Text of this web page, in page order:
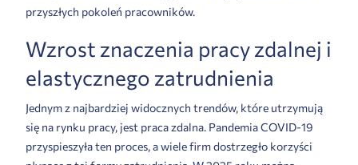
przyszłych pokoleń pracowników.
Wzrost znaczenia pracy zdalnej i
elastycznego zatrudnienia
Jednym z najbardziej widocznych trendów, które utrzymują
się na rynku pracy, jest praca zdalna. Pandemia COVID-19
przyspieszyła ten proces, a wiele firm dostrzegło korzyści